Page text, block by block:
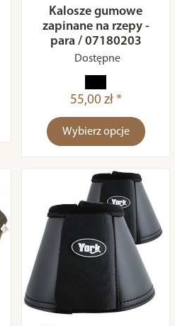
Kalosze gumowe
zapinane na rzepy -
para / 07180203
Dostępne
55,00 zł *
Wybierz opcje